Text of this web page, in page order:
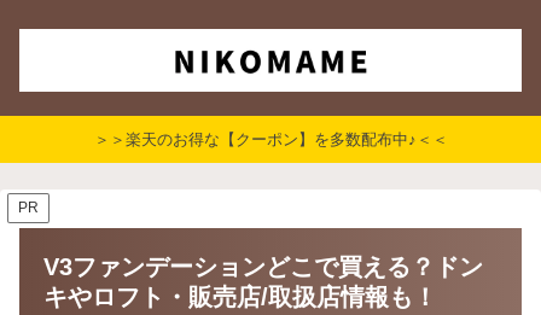
＞＞楽天のお得な【クーポン】を多数配布中♪＜＜
PR
V3ファンデーションどこで買える？ドン
キやロフト・販売店/取扱店情報も！